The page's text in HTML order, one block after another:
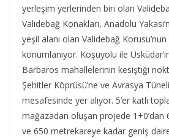
yerleşim yerlerinden biri olan
Validebağ Konakları, Anadolu
yeşil alanı olan Validebağ Korusu’nun
konumlanıyor. Koşuyolu ile
Barbaros mahallelerinin kesiştiği
Şehitler Köprüsü’ne ve Avrasya
mesafesinde yer alıyor. 5’er katlı
mağazadan oluşan projede
ve 650 metrekareye kadar geniş